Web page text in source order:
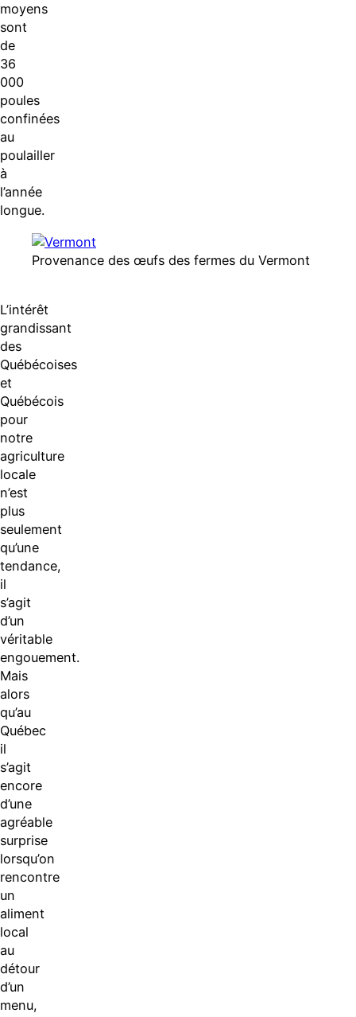
moyens
sont
de
36
000
poules
confinées
au
poulailler
à
l’année
longue.
Provenance des œufs des fermes du Vermont
L’intérêt
grandissant
des
Québécoises
et
Québécois
pour
notre
agriculture
locale
n’est
plus
seulement
qu’une
tendance,
il
s’agit
d’un
véritable
engouement.
Mais
alors
qu’au
Québec
il
s’agit
encore
d’une
agréable
surprise
lorsqu’on
rencontre
un
aliment
local
au
détour
d’un
menu,